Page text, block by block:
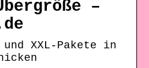
–
XXL-Pakete in